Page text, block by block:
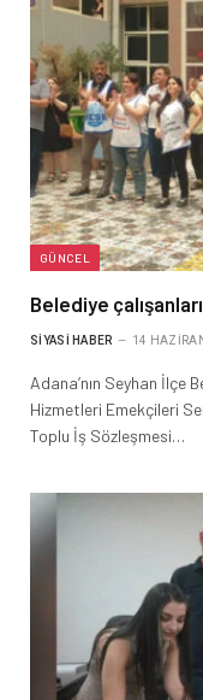
GÜNCEL
Belediye
SIYASI HABER 14
Adana’nın Seyhan İlçe
Hizmetleri Emekçileri
Toplu İş Sözleşmesi…